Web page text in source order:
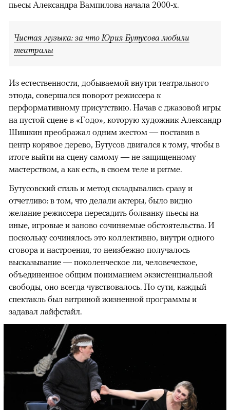
пьесы Александра Вампилова начала 2000-х.
Чистая музыка: за что Юрия Бутусова любили
театралы
Из естественности, добываемой внутри театрального
этюда, совершался поворот режиссера к
перформативному присутствию. Начав с джазовой игры
на пустой сцене в «Годо», которую художник Александр
Шишкин преображал одним жестом — поставив в
центр корявое дерево, Бутусов двигался к тому, чтобы в
итоге выйти на сцену самому — не защищенному
мастерством, а как есть, в своем теле и ритме.
Бутусовский стиль и метод складывались сразу и
отчетливо: в том, что делали актеры, было видно
желание режиссера пересадить болванку пьесы на
иные, игровые и заново сочиняемые обстоятельства. И
поскольку сочинялось это коллективно, внутри одного
сговора и настроения, то неизбежно получалось
высказывание — поколенческое ли, человеческое,
объединенное общим пониманием экзистенциальной
свободы, оно всегда чувствовалось. По сути, каждый
спектакль был витриной жизненной программы и
задавал лайфстайл.